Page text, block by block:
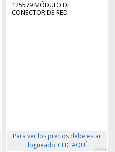
125579 MÓDULO DE
CONECTOR DE RED
Para ver los precios debe estar
logueado. CLIC AQUÍ
390522